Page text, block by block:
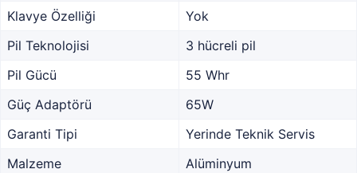
Klavye Özelliği
Yok
Pil Teknolojisi
3 hücreli pil
Pil Gücü
55 Whr
Güç Adaptörü
65W
Garanti Tipi
Yerinde Teknik Servis
Malzeme
Alüminyum